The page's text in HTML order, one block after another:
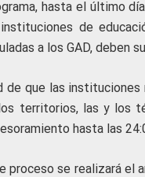
hasta el último
de
a los GAD, deben
de que las
territorios, las y los
hasta las
proceso se realizará el